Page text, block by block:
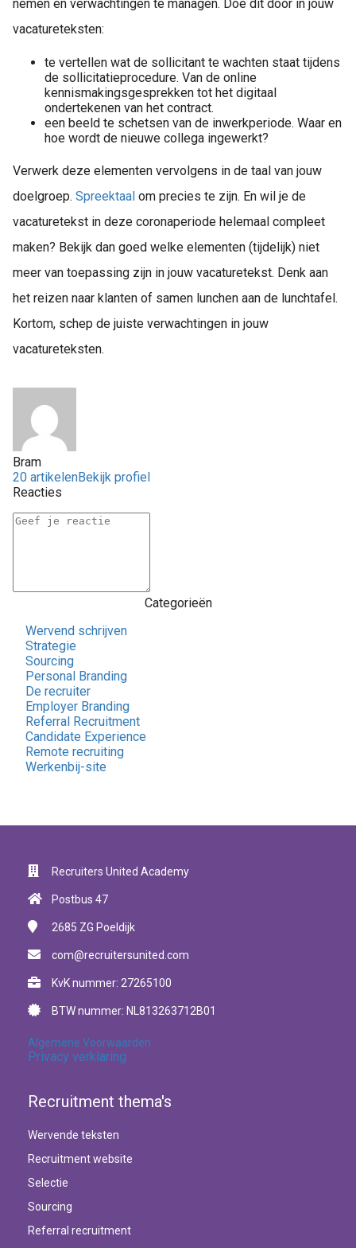
nemen en verwachtingen te managen. Doe dit door in jouw
vacatureteksten:
te vertellen wat de sollicitant te wachten staat tijdens
de sollicitatieprocedure. Van de online
kennismakingsgesprekken tot het digitaal
ondertekenen van het contract.
een beeld te schetsen van de inwerkperiode. Waar en
hoe wordt de nieuwe collega ingewerkt?
Verwerk deze elementen vervolgens in de taal van jouw
doelgroep. Spreektaal om precies te zijn. En wil je de
vacaturetekst in deze coronaperiode helemaal compleet
maken? Bekijk dan goed welke elementen (tijdelijk) niet
meer van toepassing zijn in jouw vacaturetekst. Denk aan
het reizen naar klanten of samen lunchen aan de lunchtafel.
Kortom, schep de juiste verwachtingen in jouw
vacatureteksten.
Bram
20 artikelenBekijk profiel
Reacties
Categorieën
Wervend schrijven
Strategie
Sourcing
Personal Branding
De recruiter
Employer Branding
Referral Recruitment
Candidate Experience
Remote recruiting
Werkenbij-site
Recruiters United Academy
Postbus 47
2685 ZG Poeldijk
com@recruitersunited.com
KvK nummer: 27265100
BTW nummer: NL813263712B01
Algemene Voorwaarden
Privacy verklaring
Recruitment thema's
Wervende teksten
Recruitment website
Selectie
Sourcing
Referral recruitment